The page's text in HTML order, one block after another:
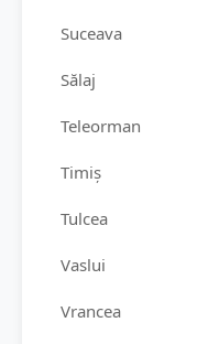
Suceava
Sălaj
Teleorman
Timiș
Tulcea
Vaslui
Vrancea